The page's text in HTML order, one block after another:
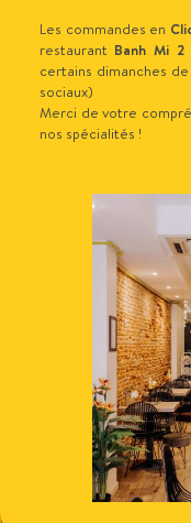
Click & collect :
TEST
Ajouter au
Les commandes en
restaurant Banh Mi 2
certains dimanches
sociaux)
Merci de votre
nos spécialités !